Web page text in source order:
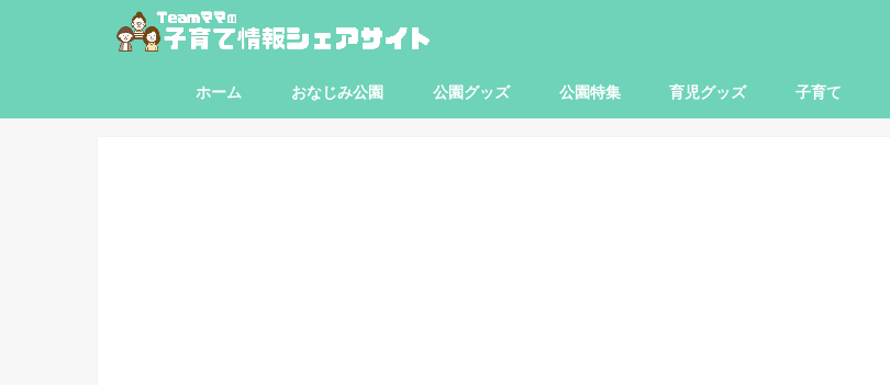
ホーム おなじみ公園 公園グッズ 公園特集 育児グッズ 子育て